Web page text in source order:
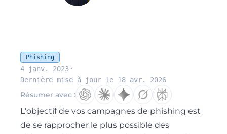
Phishing
4 janv. 2023 ·
Dernière mise à jour le 18 avr. 2026
Résumer avec :
L'objectif de vos campagnes de phishing est
de se rapprocher le plus possible des